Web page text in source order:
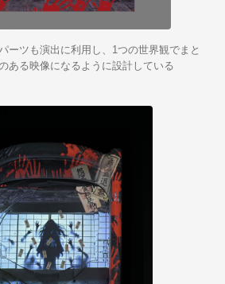
ーツも演出に利用し、1つの世界観でまと
ある映像になるように設計している